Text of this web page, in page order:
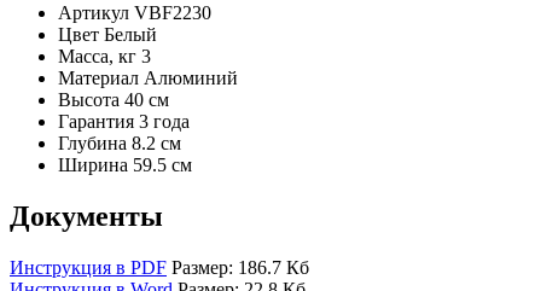
Артикул VBF2230
Цвет Белый
Масса, кг 3
Материал Алюминий
Высота 40 см
Гарантия 3 года
Глубина 8.2 см
Ширина 59.5 см
Документы
Инструкция в PDF Размер: 186.7 Кб